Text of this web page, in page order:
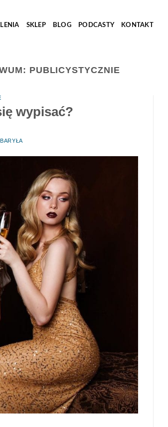
SKLEP BLOG PODCASTY KONTAKT
PUBLICYSTYCZNIE
wypisać?